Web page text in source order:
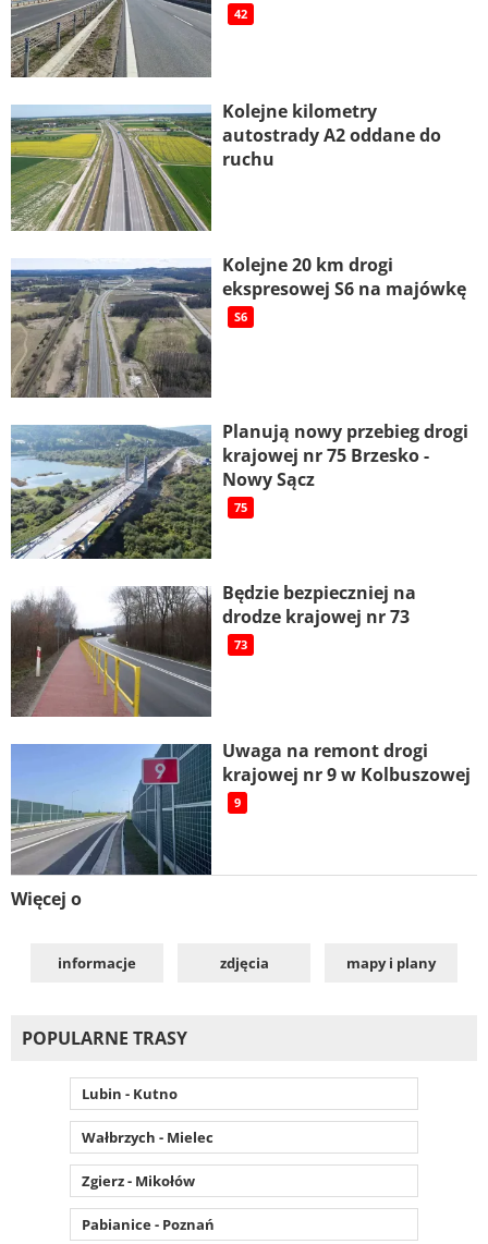
42
Kolejne kilometry
autostrady A2 oddane do
ruchu
Kolejne 20 km drogi
ekspresowej S6 na majówkę
S6
Planują nowy przebieg drogi
krajowej nr 75 Brzesko -
Nowy Sącz
75
Będzie bezpieczniej na
drodze krajowej nr 73
73
Uwaga na remont drogi
krajowej nr 9 w Kolbuszowej
9
Więcej o
informacje zdjęcia mapy i plany
POPULARNE TRASY
Lubin - Kutno
Wałbrzych - Mielec
Zgierz - Mikołów
Pabianice - Poznań